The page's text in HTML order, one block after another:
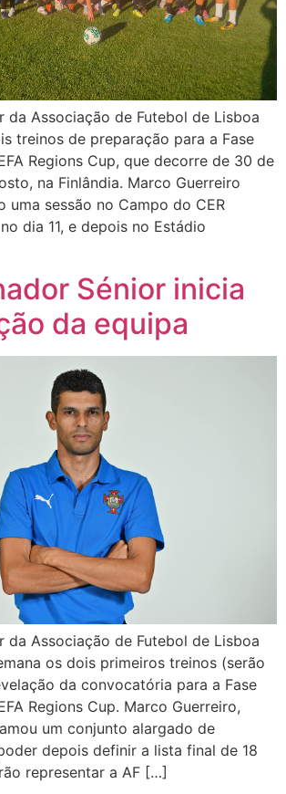
da Associação de Futebol de Lisboa
treinos de preparação para a Fase
Regions Cup, que decorre de 30 de
na Finlândia. Marco Guerreiro
uma sessão no Campo do CER
dia 11, e depois no Estádio
Sénior inicia
da equipa
da Associação de Futebol de Lisboa
os dois primeiros treinos (serão
da convocatória para a Fase
Regions Cup. Marco Guerreiro,
um conjunto alargado de
depois definir a lista final de 18
representar a AF […]